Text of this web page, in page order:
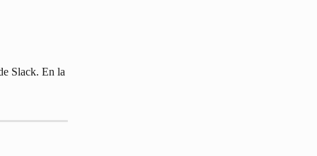
Slack. En la